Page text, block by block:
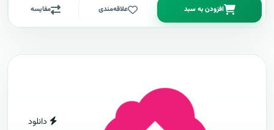
افزودن به سبد علاقه‌مندی مقایسه
دانلود